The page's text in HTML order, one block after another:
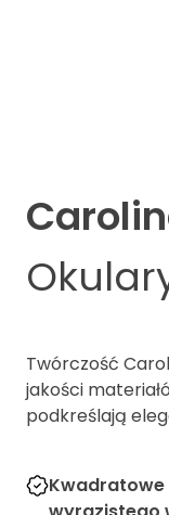
Twórczość
jakości
podkreślają
Kwadratowe